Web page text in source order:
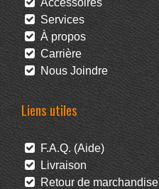
Accessoires
Services
À propos
Carrière
Nous Joindre
Liens utiles
F.A.Q. (Aide)
Livraison
Retour de marchandise